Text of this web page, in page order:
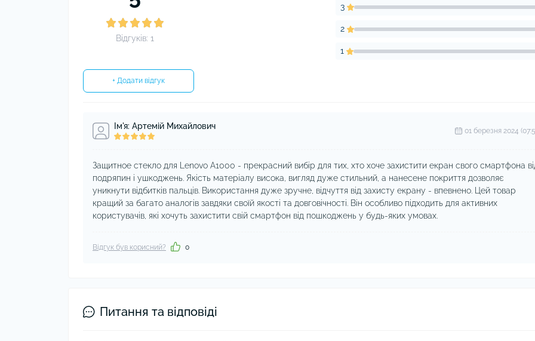
Відгуків: 1
3
2
1
+ Додати відгук
Ім'я: Артемій Михайлович 01 березня 2024
Защитное стекло для Lenovo A1000 - прекрасний вибір для тих, хто хоче захистити екран свого смартфона
подряпин і ушкоджень. Якість матеріалу висока, вигляд дуже стильний, а нанесене покриття дозволяє
уникнути відбитків пальців. Використання дуже зручне, відчуття від захисту екрану - впевнено. Цей товар
кращий за багато аналогів завдяки своїй якості та довговічності. Він особливо підходить для активних
користувачів, які хочуть захистити свій смартфон від пошкоджень у будь-яких умовах.
Відгук був корисний? 0
Питання та відповіді